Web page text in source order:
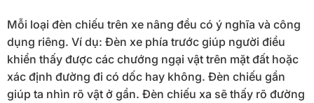
Mỗi loại đèn chiếu trên xe nâng đều có ý nghĩa và công
dụng riêng. Ví dụ: Đèn xe phía trước giúp người điều
khiển thấy được các chướng ngại vật trên mặt đất hoặc
xác định đường đi có dốc hay không. Đèn chiếu gần
giúp ta nhìn rõ vật ở gần. Đèn chiếu xa sẽ thấy rõ đường